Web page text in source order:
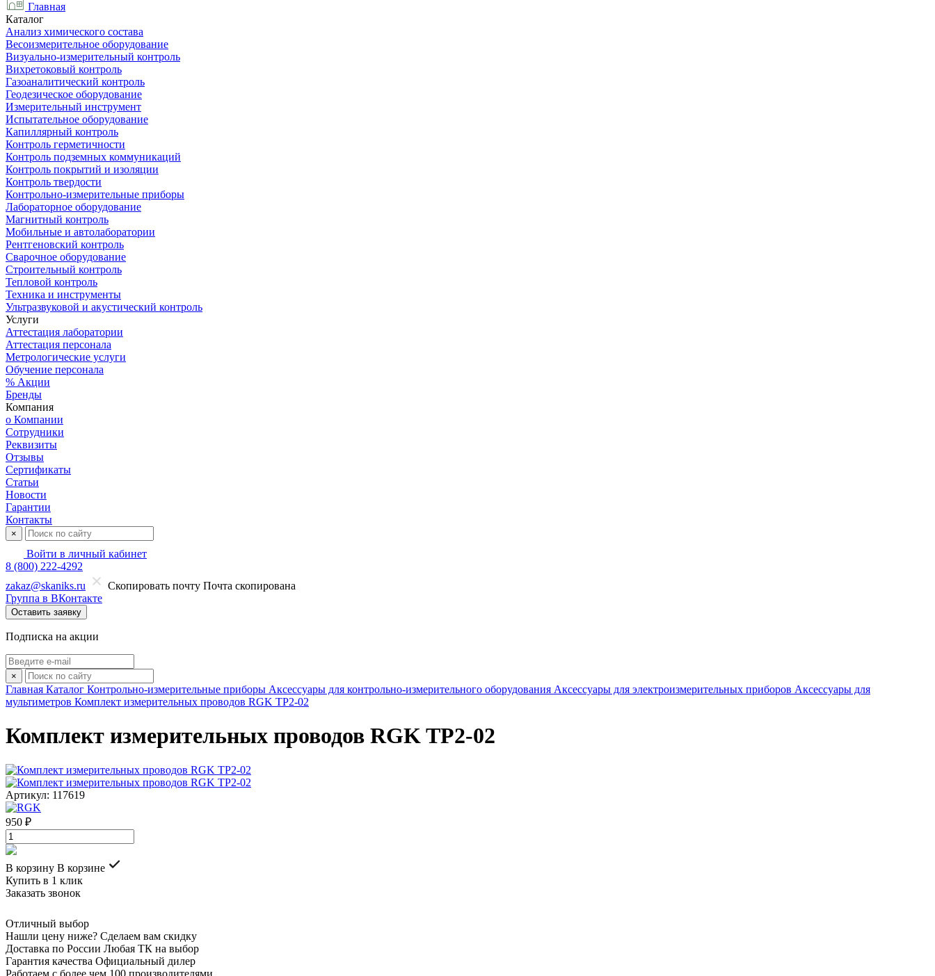
Главная
Каталог
Анализ химического состава
Весоизмерительное оборудование
Визуально-измерительный контроль
Вихретоковый контроль
Газоаналитический контроль
Геодезическое оборудование
Измерительный инструмент
Испытательное оборудование
Капиллярный контроль
Контроль герметичности
Контроль подземных коммуникаций
Контроль покрытий и изоляции
Контроль твердости
Контрольно-измерительные приборы
Лабораторное оборудование
Магнитный контроль
Мобильные и автолаборатории
Рентгеновский контроль
Сварочное оборудование
Строительный контроль
Тепловой контроль
Техника и инструменты
Ультразвуковой и акустический контроль
Услуги
Аттестация лаборатории
Аттестация персонала
Метрологические услуги
Обучение персонала
% Акции
Бренды
Компания
о Компании
Сотрудники
Реквизиты
Отзывы
Сертификаты
Статьи
Новости
Гарантии
Контакты
×
Войти в личный кабинет
8 (800) 222-4292
zakaz@skaniks.ru
Скопировать почту Почта скопирована
Группа в ВКонтакте
Оставить заявку
Подписка на акции
×
Главная Каталог Контрольно-измерительные приборы Аксессуары для контрольно-измерительного оборудования Аксессуары для электроизмерительных приборов Аксессуары для
мультиметров Комплект измерительных проводов RGK TP2-02
Комплект измерительных проводов RGK TP2-02
Артикул: 117619
950 ₽
В корзину В корзине
Купить в 1 клик
Заказать звонок
Отличный выбор
Нашли цену ниже? Сделаем вам скидку
Доставка по России Любая ТК на выбор
Гарантия качества Официальный дилер
Работаем с более чем 100 производителями